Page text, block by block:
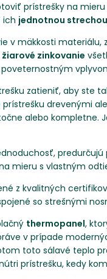
prístrešky na
ich jednotnou
v mäkkosti materiálu,
zinkovanie
zatieniť, aby ste
drevenými
alebo kompletne.
mieru s vlastným
z kvalitných
so strešnými
thermopanel,
v prípade
toto sálavé teplo
prístrešku, kedy